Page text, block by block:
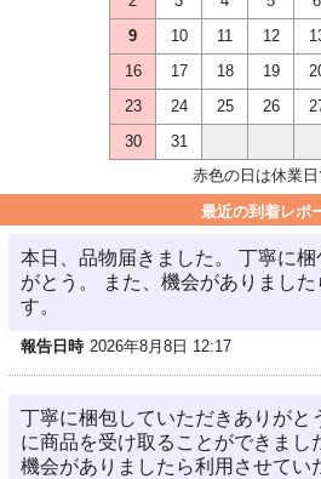
9
10 11 12
16
17 18 19
23
24 25 26
30
31
赤色の日は休業日
最近の到着レポ
本日、品物届きました。 丁寧に
がとう。 また、機会がありました
す。
報告日時 2026年8月8日 12:17
丁寧に梱包していただきありがと
に商品を受け取ることができまし
機会がありましたら利用させてい